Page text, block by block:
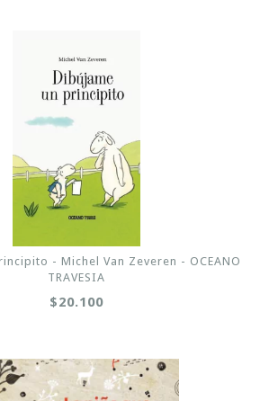
- Michel Van Zeveren - OCEANO
TRAVESIA
$20.100